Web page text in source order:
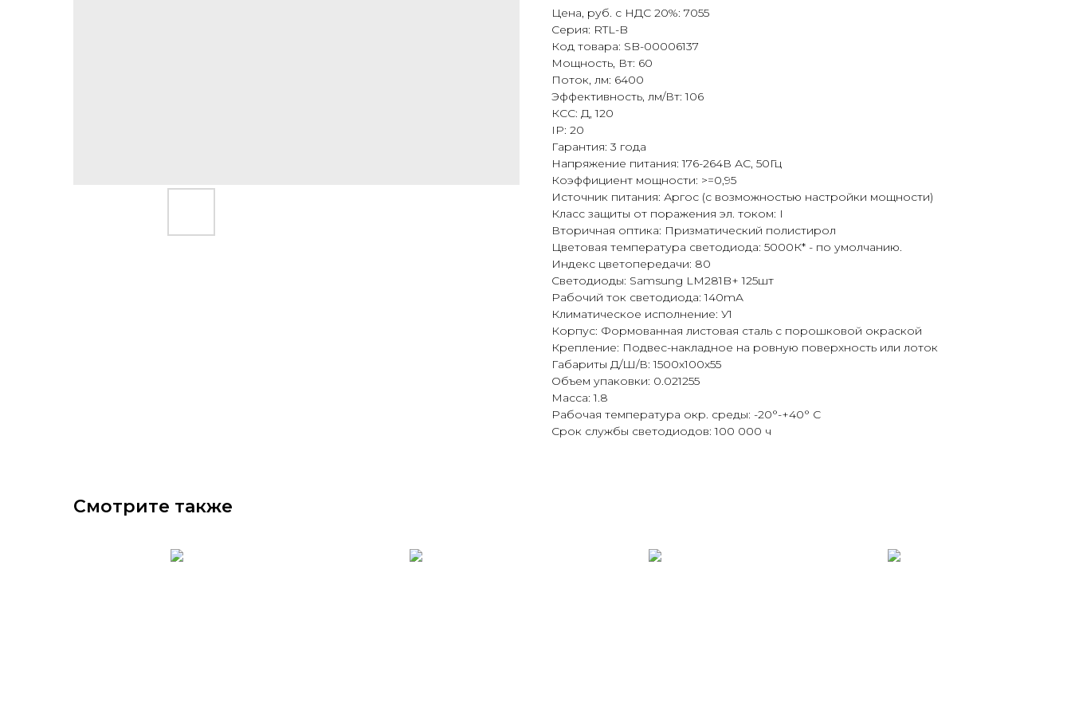
Цена, руб. с НДС 20%: 7055
Серия: RTL-B
Код товара: SB-00006137
Мощность, Вт: 60
Поток, лм: 6400
Эффективность, лм/Вт: 106
КСС: Д, 120
IP: 20
Гарантия: 3 года
Напряжение питания: 176-264В АС, 50Гц
Коэффициент мощности: >=0,95
Источник питания: Аргос (с возможностью настройки мощности)
Класс защиты от поражения эл. током: I
Вторичная оптика: Призматический полистирол
Цветовая температура светодиода: 5000К* - по умолчанию.
Индекс цветопередачи: 80
Светодиоды: Samsung LM281B+ 125шт
Рабочий ток светодиода: 140mA
Климатическое исполнение: У1
Корпус: Формованная листовая сталь с порошковой окраской
Крепление: Подвес-накладное на ровную поверхность или лоток
Габариты Д/Ш/В: 1500х100х55
Объем упаковки: 0.021255
Масса: 1.8
Рабочая температура окр. среды: -20°-+40° С
Срок службы светодиодов: 100 000 ч
Смотрите также